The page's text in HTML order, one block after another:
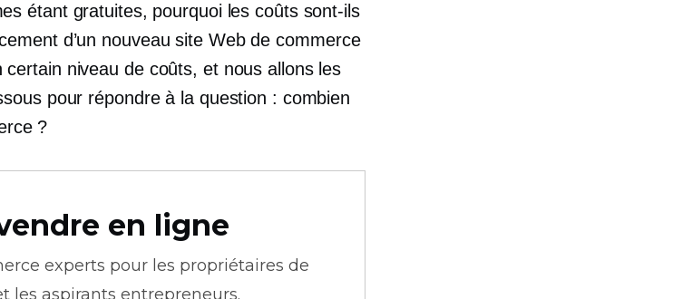
étant gratuites, pourquoi les coûts sont-ils
d’un nouveau site Web de commerce
niveau de coûts, et nous allons les
pour répondre à la question : combien
?
en ligne
experts pour les propriétaires de
les aspirants entrepreneurs.